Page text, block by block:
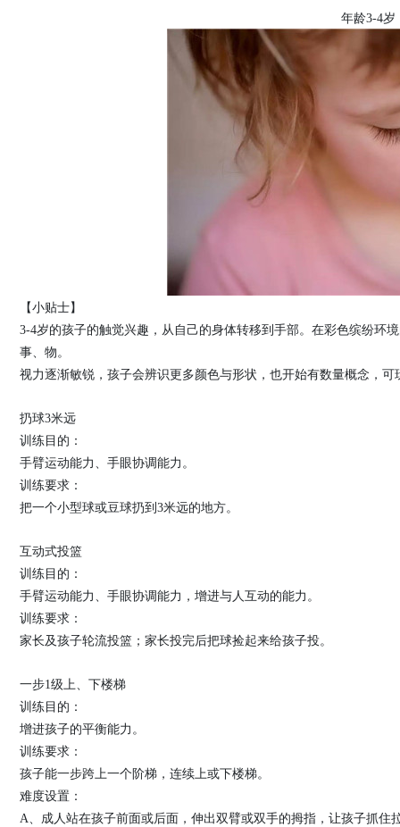
年龄3-4岁
【小贴士】
3-4岁的孩子的触觉兴趣，从自己的身体转移到手部。在彩色缤纷环
事、物。
视力逐渐敏锐，孩子会辨识更多颜色与形状，也开始有数量概念，
扔球3米远
训练目的：
手臂运动能力、手眼协调能力。
训练要求：
把一个小型球或豆球扔到3米远的地方。
互动式投篮
训练目的：
手臂运动能力、手眼协调能力，增进与人互动的能力。
训练要求：
家长及孩子轮流投篮；家长投完后把球捡起来给孩子投。
一步1级上、下楼梯
训练目的：
增进孩子的平衡能力。
训练要求：
孩子能一步跨上一个阶梯，连续上或下楼梯。
难度设置：
A、成人站在孩子前面或后面，伸出双臂或双手的拇指，让孩子抓